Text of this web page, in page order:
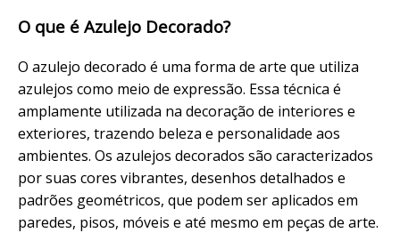
O que é Azulejo Decorado?
O azulejo decorado é uma forma de arte que utiliza
azulejos como meio de expressão. Essa técnica é
amplamente utilizada na decoração de interiores e
exteriores, trazendo beleza e personalidade aos
ambientes. Os azulejos decorados são caracterizados
por suas cores vibrantes, desenhos detalhados e
padrões geométricos, que podem ser aplicados em
paredes, pisos, móveis e até mesmo em peças de arte.